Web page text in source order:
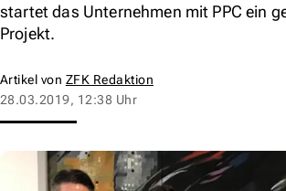
startet das Unternehmen mit PPC ein
Projekt.
Artikel von ZFK Redaktion
28.03.2019, 12:38 Uhr